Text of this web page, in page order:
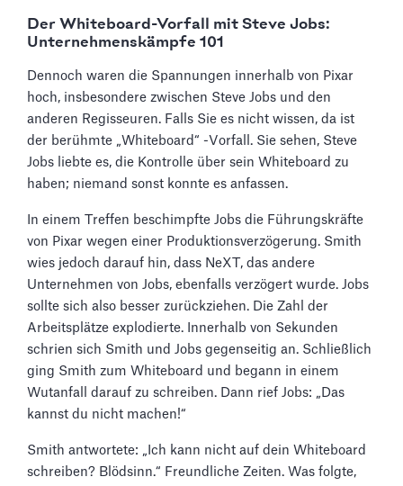
Der Whiteboard-Vorfall mit Steve Jobs:
Unternehmenskämpfe 101
Dennoch waren die Spannungen innerhalb von Pixar
hoch, insbesondere zwischen Steve Jobs und den
anderen Regisseuren. Falls Sie es nicht wissen, da ist
der berühmte „Whiteboard“ -Vorfall. Sie sehen, Steve
Jobs liebte es, die Kontrolle über sein Whiteboard zu
haben; niemand sonst konnte es anfassen.
In einem Treffen beschimpfte Jobs die Führungskräfte
von Pixar wegen einer Produktionsverzögerung. Smith
wies jedoch darauf hin, dass NeXT, das andere
Unternehmen von Jobs, ebenfalls verzögert wurde. Jobs
sollte sich also besser zurückziehen. Die Zahl der
Arbeitsplätze explodierte. Innerhalb von Sekunden
schrien sich Smith und Jobs gegenseitig an. Schließlich
ging Smith zum Whiteboard und begann in einem
Wutanfall darauf zu schreiben. Dann rief Jobs: „Das
kannst du nicht machen!“
Smith antwortete: „Ich kann nicht auf dein Whiteboard
schreiben? Blödsinn.“ Freundliche Zeiten. Was folgte,